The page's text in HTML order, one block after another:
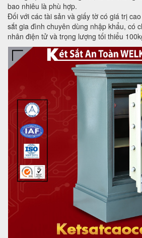
bao nhiêu là phù hợp.
Đối với các tài sản và giấy tờ có giá trị
sắt gia đình chuyên dùng nhập khẩu, có
nhân điện tử và trọng lượng tối thiểu